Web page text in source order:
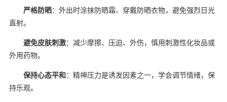
严格防晒：外出时涂抹防晒霜、穿戴防晒衣物，避免强烈日光
直射。
避免皮肤刺激：减少摩擦、压迫、外伤，慎用刺激性化妆品或
外用药物。
保持心态平和：精神压力是诱发因素之一，学会调节情绪，保
持乐观。